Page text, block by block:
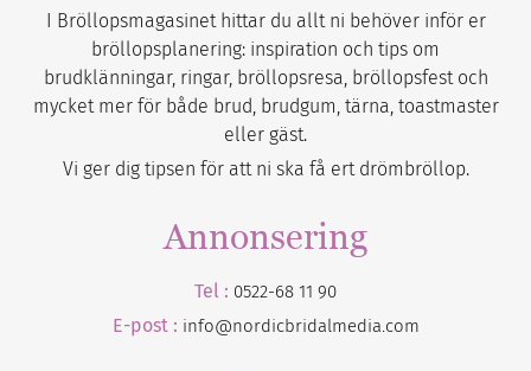
I Bröllopsmagasinet hittar du allt ni behöver inför er
bröllopsplanering: inspiration och tips om
brudklänningar, ringar, bröllopsresa, bröllopsfest och
mycket mer för både brud, brudgum, tärna, toastmaster
eller gäst.
Vi ger dig tipsen för att ni ska få ert drömbröllop.
Annonsering
Tel : 0522-68 11 90
E-post : info@nordicbridalmedia.com